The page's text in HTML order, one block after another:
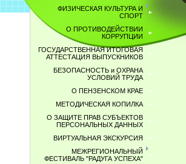
ФИЗИЧЕСКАЯ КУЛЬТУРА И
СПОРТ
О ПРОТИВОДЕЙСТВИИ
КОРРУПЦИИ
ГОСУДАРСТВЕННАЯ ИТОГОВАЯ
АТТЕСТАЦИЯ ВЫПУСКНИКОВ
БЕЗОПАСНОСТЬ и ОХРАНА
УСЛОВИЙ ТРУДА
О ПЕНЗЕНСКОМ КРАЕ
МЕТОДИЧЕСКАЯ КОПИЛКА
О ЗАЩИТЕ ПРАВ СУБЪЕКТОВ
ПЕРСОНАЛЬНЫХ ДАННЫХ
ВИРТУАЛЬНАЯ ЭКСКУРСИЯ
МЕЖРЕГИОНАЛЬНЫЙ
ФЕСТИВАЛЬ "РАДУГА УСПЕХА"